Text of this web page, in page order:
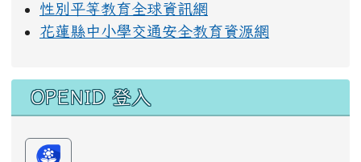
性別平等教育全球資訊網
花蓮縣中小學交通安全教育資源網
OPENID 登入